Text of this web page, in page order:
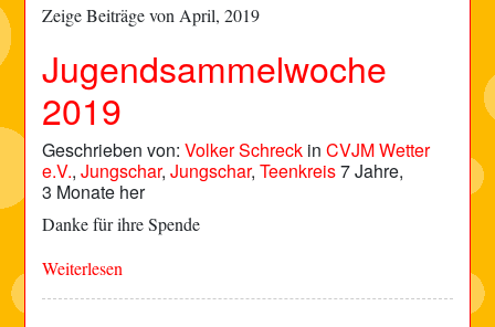
Zeige Beiträge von April, 2019
Jugendsammelwoche
2019
Geschrieben von:Volker Schreck inCVJM Wetter
e.V.,Jungschar,Jungschar,Teenkreis7 Jahre,
3 Monate her
Danke für ihre Spende
Weiterlesen